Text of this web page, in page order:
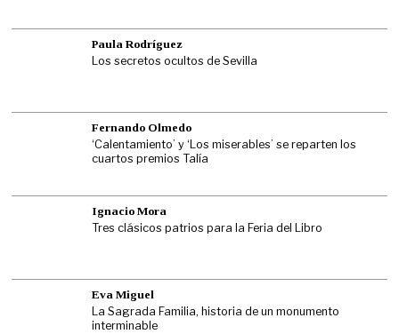
Paula Rodríguez
Los secretos ocultos de Sevilla
Fernando Olmedo
‘Calentamiento’ y ‘Los miserables’ se reparten los
cuartos premios Talía
Ignacio Mora
Tres clásicos patrios para la Feria del Libro
Eva Miguel
La Sagrada Familia, historia de un monumento
interminable